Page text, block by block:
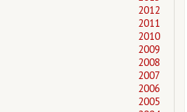
2012
2011
2010
2009
2008
2007
2006
2005